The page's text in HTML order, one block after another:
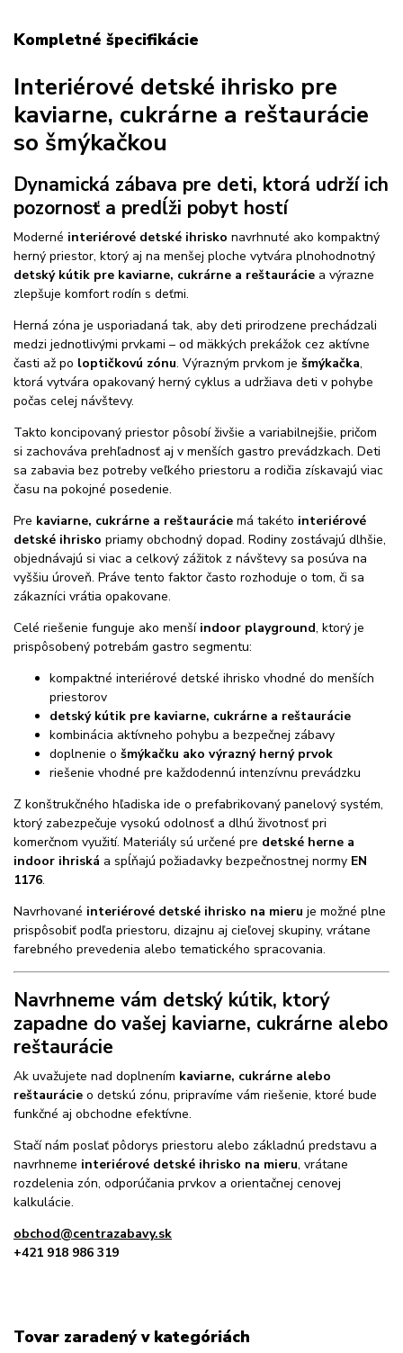
Kompletné špecifikácie
Interiérové detské ihrisko pre
kaviarne, cukrárne a reštaurácie
so šmýkačkou
Dynamická zábava pre deti, ktorá udrží ich
pozornosť a predĺži pobyt hostí
Moderné interiérové detské ihrisko navrhnuté ako kompaktný
herný priestor, ktorý aj na menšej ploche vytvára plnohodnotný
detský kútik pre kaviarne, cukrárne a reštaurácie a výrazne
zlepšuje komfort rodín s deťmi.
Herná zóna je usporiadaná tak, aby deti prirodzene prechádzali
medzi jednotlivými prvkami – od mäkkých prekážok cez aktívne
časti až po loptičkovú zónu. Výrazným prvkom je šmýkačka,
ktorá vytvára opakovaný herný cyklus a udržiava deti v pohybe
počas celej návštevy.
Takto koncipovaný priestor pôsobí živšie a variabilnejšie, pričom
si zachováva prehľadnosť aj v menších gastro prevádzkach. Deti
sa zabavia bez potreby veľkého priestoru a rodičia získavajú viac
času na pokojné posedenie.
Pre kaviarne, cukrárne a reštaurácie má takéto interiérové
detské ihrisko priamy obchodný dopad. Rodiny zostávajú dlhšie,
objednávajú si viac a celkový zážitok z návštevy sa posúva na
vyššiu úroveň. Práve tento faktor často rozhoduje o tom, či sa
zákazníci vrátia opakovane.
Celé riešenie funguje ako menší indoor playground, ktorý je
prispôsobený potrebám gastro segmentu:
kompaktné interiérové detské ihrisko vhodné do menších
priestorov
detský kútik pre kaviarne, cukrárne a reštaurácie
kombinácia aktívneho pohybu a bezpečnej zábavy
doplnenie o šmýkačku ako výrazný herný prvok
riešenie vhodné pre každodennú intenzívnu prevádzku
Z konštrukčného hľadiska ide o prefabrikovaný panelový systém,
ktorý zabezpečuje vysokú odolnosť a dlhú životnosť pri
komerčnom využití. Materiály sú určené pre detské herne a
indoor ihriská a spĺňajú požiadavky bezpečnostnej normy EN
1176.
Navrhované interiérové detské ihrisko na mieru je možné plne
prispôsobiť podľa priestoru, dizajnu aj cieľovej skupiny, vrátane
farebného prevedenia alebo tematického spracovania.
Navrhneme vám detský kútik, ktorý
zapadne do vašej kaviarne, cukrárne alebo
reštaurácie
Ak uvažujete nad doplnením kaviarne, cukrárne alebo
reštaurácie o detskú zónu, pripravíme vám riešenie, ktoré bude
funkčné aj obchodne efektívne.
Stačí nám poslať pôdorys priestoru alebo základnú predstavu a
navrhneme interiérové detské ihrisko na mieru, vrátane
rozdelenia zón, odporúčania prvkov a orientačnej cenovej
kalkulácie.
obchod@centrazabavy.sk
+421 918 986 319
Tovar zaradený v kategóriách